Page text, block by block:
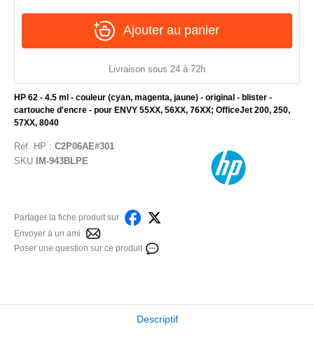
HP 62 - 4.5 ml - couleur (cyan, magenta, jaune) - original - blister -
cartouche d'encre - pour ENVY 55XX, 56XX, 76XX; OfficeJet 200, 250,
57XX, 8040
Réf. HP : C2P06AE#301
SKU
IM-943BLPE
Partager la fiche produit sur
Envoyer à un ami
Poser une question sur ce produit
Ajouter au panier
Livraison sous 24 à 72h
Descriptif